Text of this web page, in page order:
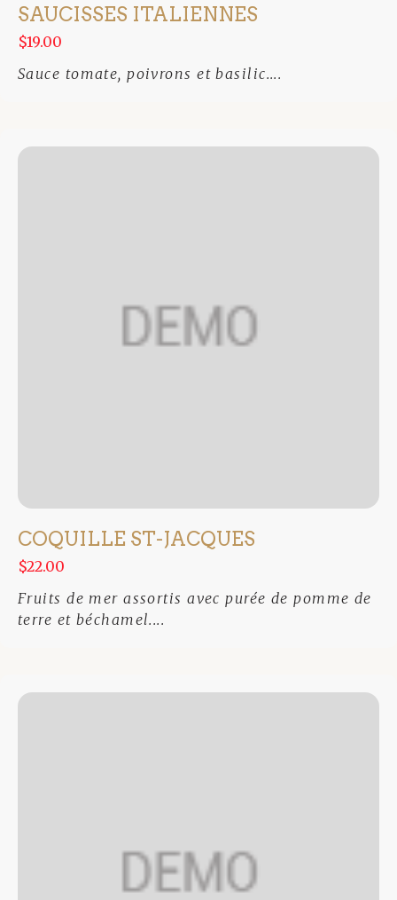
SAUCISSES ITALIENNES
$19.00
Sauce tomate, poivrons et basilic....
COQUILLE ST-JACQUES
$22.00
Fruits de mer assortis avec purée de pomme de
terre et béchamel....